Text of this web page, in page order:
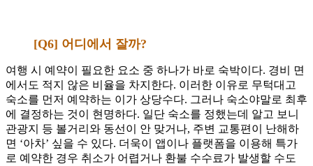
[Q6] 어디에서 잘까?
여행 시 예약이 필요한 요소 중 하나가 바로 숙박이다. 경비 면
에서도 적지 않은 비율을 차지한다. 이러한 이유로 무턱대고
숙소를 먼저 예약하는 이가 상당수다. 그러나 숙소야말로 최후
에 결정하는 것이 현명하다. 일단 숙소를 정했는데 알고 보니
관광지 등 볼거리와 동선이 안 맞거나, 주변 교통편이 난해하
면 ‘아차’ 싶을 수 있다. 더욱이 앱이나 플랫폼을 이용해 특가
로 예약한 경우 취소가 어렵거나 환불 수수료가 발생할 수도